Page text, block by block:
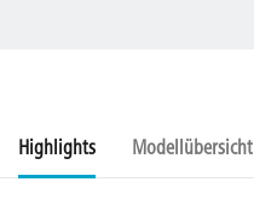
Highlights Modellübersicht